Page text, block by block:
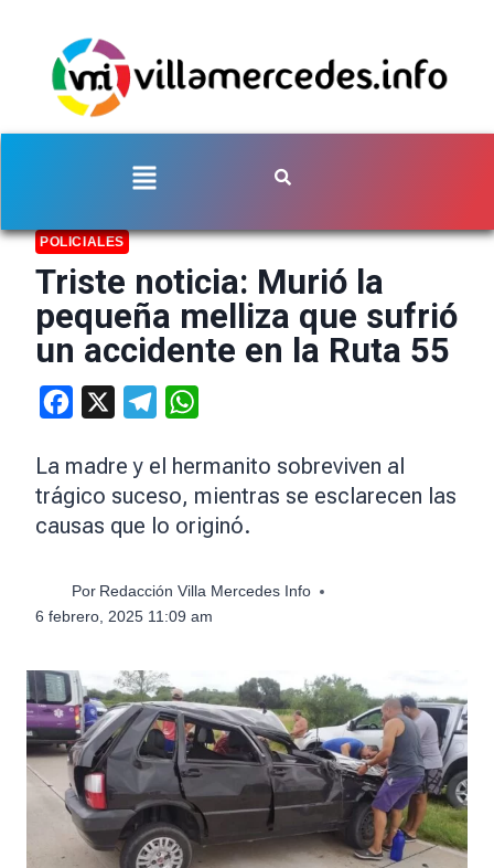
POLICIALES
Triste noticia: Murió la
pequeña melliza que sufrió
un accidente en la Ruta 55
Facebook Telegram
La madre y el hermanito sobreviven al
trágico suceso, mientras se esclarecen las
causas que lo originó.
Por Redacción Villa Mercedes Info
6 febrero, 2025 11:09 am